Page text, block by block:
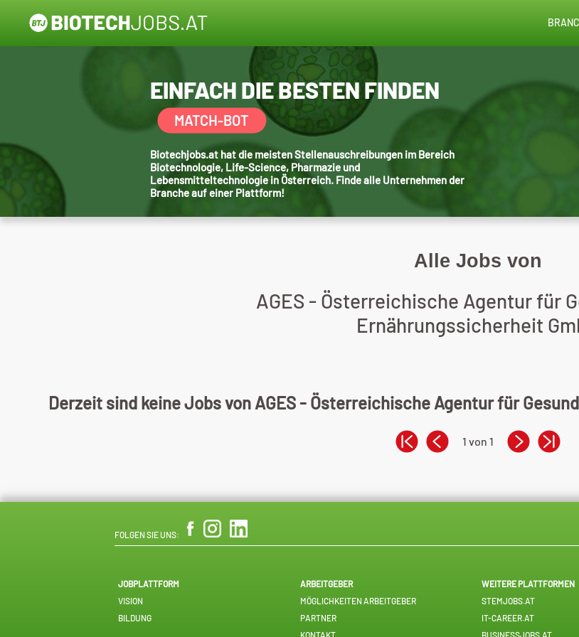
EINFACH DIE BESTEN FINDEN
MATCH-BOT
Biotechjobs.at hat die meisten Stellenauschreibungen im Bereich
Biotechnologie, Life-Science, Pharmazie und
Lebensmitteltechnologie in Österreich. Finde alle Unternehmen der
Branche auf einer Plattform!
Alle Jobs von
AGES - Österreichische Agentur für
Ernährungssicherheit
Derzeit sind keine Jobs von AGES - Österreichische Agentur für
1 von 1
FOLGEN SIE UNS:
JOBPLATTFORM
VISION
BILDUNG
ARBEITGEBER
MÖGLICHKEITEN ARBEITGEBER
PARTNER
WEITERE PLATTFORMEN
STEMJOBS.AT
IT-CAREER.AT